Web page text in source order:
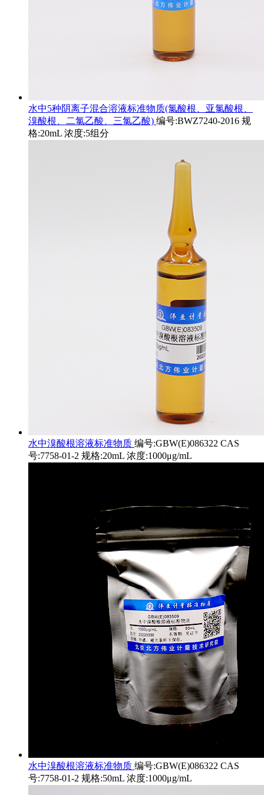
水中5种阴离子混合溶液标准物质(氯酸根、亚氯酸根、
溴酸根、二氯乙酸、三氯乙酸) 编号:BWZ7240-2016 规
格:20mL 浓度:5组分
水中溴酸根溶液标准物质 编号:GBW(E)086322 CAS
号:7758-01-2 规格:20mL 浓度:1000μg/mL
水中溴酸根溶液标准物质 编号:GBW(E)086322 CAS
号:7758-01-2 规格:50mL 浓度:1000μg/mL